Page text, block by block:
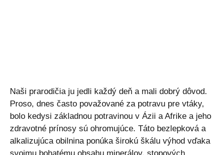
Naši prarodičia ju jedli každý deň a mali dobrý dôvod.
Proso, dnes často považované za potravu pre vtáky,
bolo kedysi základnou potravinou v Ázii a Afrike a jeho
zdravotné prínosy sú ohromujúce. Táto bezlepková a
alkalizujúca obilnina ponúka širokú škálu výhod vďaka